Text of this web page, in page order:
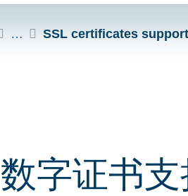
… SSL certificates support
数字证书支